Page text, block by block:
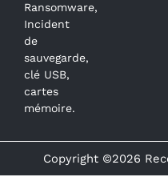
Ransomware,
Incident
de
sauvegarde,
clé USB,
cartes
mémoire.
Copyright ©2026